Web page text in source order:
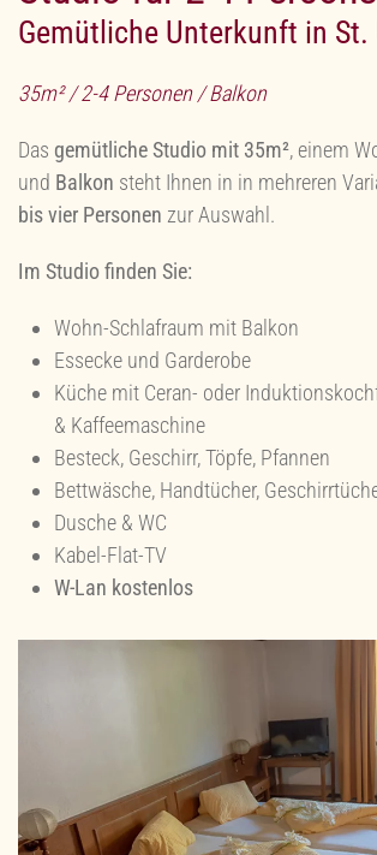
Gemütliche Unterkunft in St.
35m² / 2-4 Personen / Balkon
Das gemütliche Studio mit 35m², einem
und Balkon steht Ihnen in in mehreren
bis vier Personen zur Auswahl.
Im Studio finden Sie:
Wohn-Schlafraum mit Balkon
Essecke und Garderobe
Küche mit Ceran- oder
& Kaffeemaschine
Besteck, Geschirr, Töpfe, Pfannen
Bettwäsche, Handtücher,
Dusche & WC
Kabel-Flat-TV
W-Lan kostenlos